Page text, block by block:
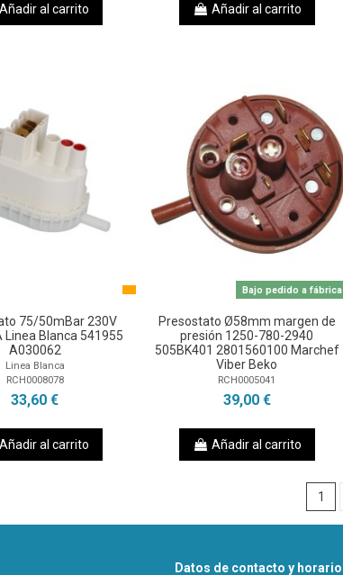
Añadir al carrito Añadir al carrito
75/50mBar 230V
Linea Blanca 541955
A030062
Linea Blanca
RCH0008078
33,60 €
Añadir al carrito
Bajo pedido a fábrica
Presostato Ø58mm margen de
presión 1250-780-2940
505BK401 2801560100 Marchef
Viber Beko
RCH0005041
39,00 €
Añadir al carrito
1
Datos de contacto y horario